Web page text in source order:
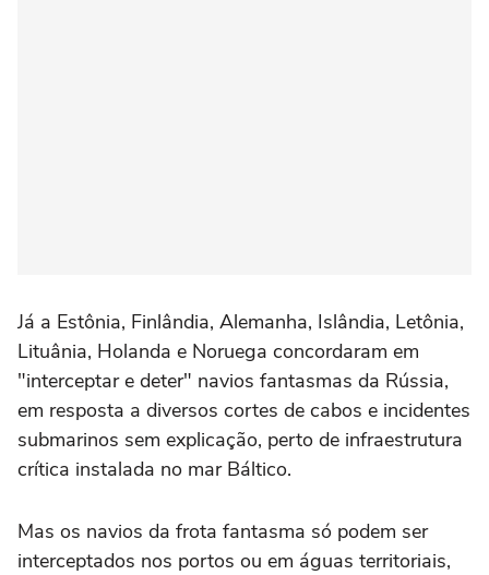
Já a Estônia, Finlândia, Alemanha, Islândia, Letônia,
Lituânia, Holanda e Noruega concordaram em
"interceptar e deter" navios fantasmas da Rússia,
em resposta a diversos cortes de cabos e incidentes
submarinos sem explicação, perto de infraestrutura
crítica instalada no mar Báltico.
Mas os navios da frota fantasma só podem ser
interceptados nos portos ou em águas territoriais,